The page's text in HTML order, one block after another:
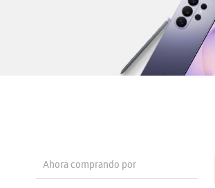
Ahora comprando por